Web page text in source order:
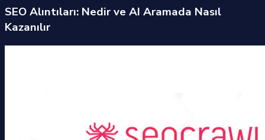
SEO Alıntıları: Nedir ve AI Aramada Nasıl
Kazanılır